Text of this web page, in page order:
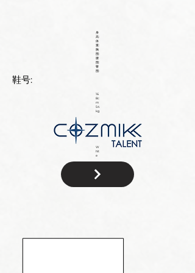
W
hit
e
身
高:
体
重:
胸
围:
腰
围:
臀
围:
鞋号:
16
8c
m
54
kg
籍: